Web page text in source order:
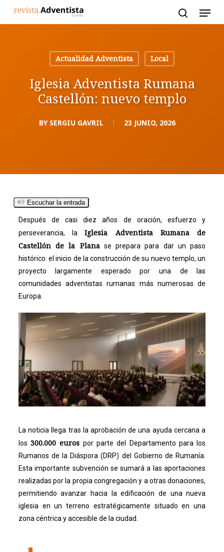
Actualidad Adventista
Local
Iglesia Adventista Rumana
Castellón: nuevo templo
BY SERGIU GAVRIL 23 JUNIO, 2026
Escuchar la entrada
Después de casi diez años de oración, esfuerzo y
perseverancia, laIglesia Adventista Rumana de
Castellón de la Planase prepara para dar un paso
histórico: el inicio de la construcción de su nuevo templo, un
proyecto largamente esperado por una de las
comunidades adventistas rumanas más numerosas de
Europa.
La noticia llega tras la aprobación de una ayuda cercana a
los300.000 euros por parte del Departamento para los
Rumanos de la Diáspora (DRP) del Gobierno de Rumanía.
Esta importante subvención se sumará a las aportaciones
realizadas por la propia congregación y a otras donaciones,
permitiendo avanzar hacia la edificación de una nueva
iglesia en un terreno estratégicamente situado en una
zona céntrica y accesible de la ciudad.